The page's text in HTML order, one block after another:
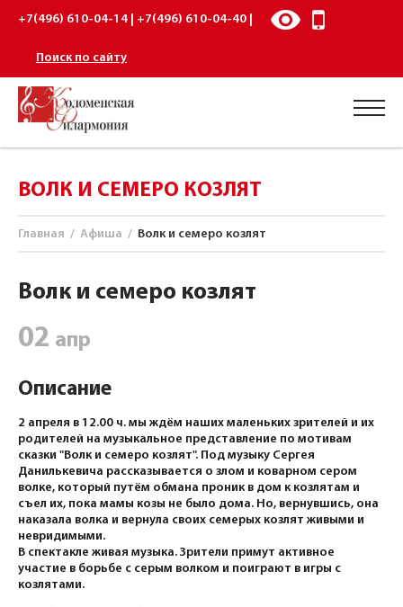
+7(496) 610-04-14 | +7(496) 610-04-40 |
Поиск по сайту
ВОЛК И СЕМЕРО КОЗЛЯТ
Главная / Афиша / Волк и семеро козлят
Волк и семеро козлят
02 апр
Описание
2 апреля в 12.00 ч. мы ждём наших маленьких зрителей и их
родителей на музыкальное представление по мотивам
сказки "Волк и семеро козлят". Под музыку Сергея
Данилькевича рассказывается о злом и коварном сером
волке, который путëм обмана проник в дом к козлятам и
съел их, пока мамы козы не было дома. Но, вернувшись, она
наказала волка и вернула своих семерых козлят живыми и
невридимыми.
В спектакле живая музыка. Зрители примут активное
участие в борьбе с серым волком и поиграют в игры с
козлятами.